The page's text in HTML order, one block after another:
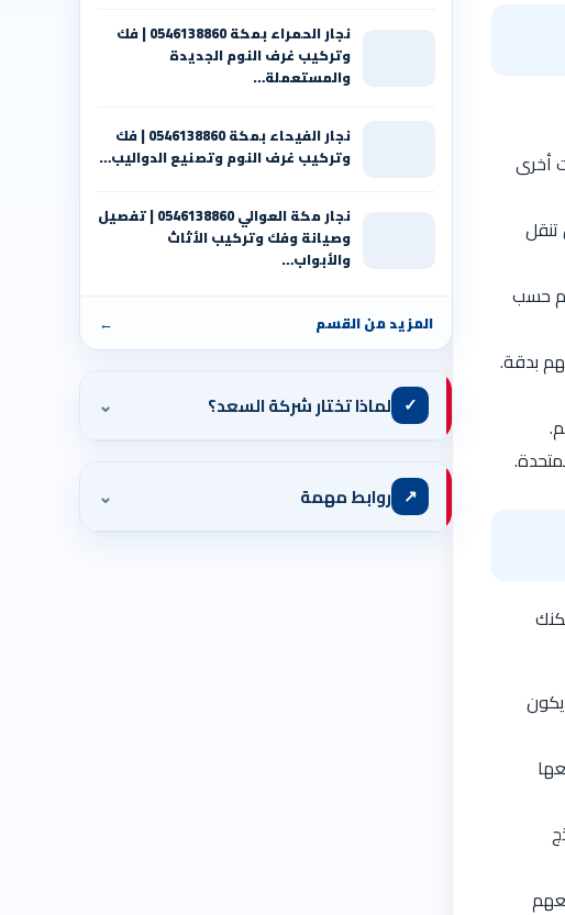
أخرى
تنقل
حسب
بدقة.
نجار الحمراء بمكة 0546138860⁩ | فك
وتركيب غرف النوم الجديدة
والمستعملة…
نجار الفيحاء بمكة 0546138860⁩ | فك
وتركيب غرف النوم وتصنيع الدواليب…
نجار مكة العوالي 0546138860⁩ | تفصيل
وصيانة وفك وتركيب الأثاث
والأبواب…
المزيد من القسم ←
✓ لماذا تختار شركة السعد؟ ⌄
↗ روابط مهمة ⌄